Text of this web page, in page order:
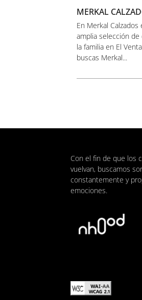
MERKAL
En Merkal
amplia selección de
la familia en El
buscas Merkal...
Con el fin de que los
vuelvan, buscamos
constantemente y
emociones.